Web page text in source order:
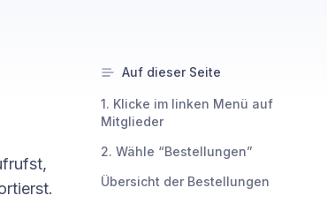
Auf dieser Seite
1. Klicke im linken Menü auf
Mitglieder
2. Wähle “Bestellungen”
Übersicht der Bestellungen